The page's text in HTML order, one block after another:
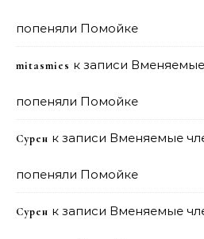
попеняли Помойке
mitasmies к записи
попеняли Помойке
Сурен к записи Вменяемые
попеняли Помойке
Сурен к записи Вменяемые